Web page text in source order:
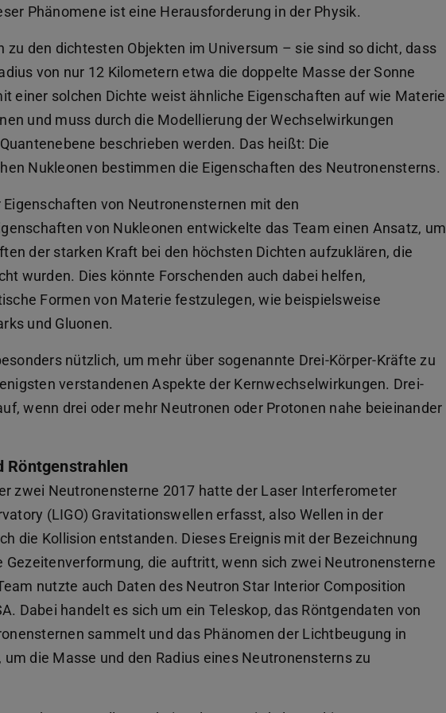
Phänomene ist eine Herausforderung in der Physik.
zu den dichtesten Objekten im Universum – sie sind so dicht, dass
von nur 12 Kilometern etwa die doppelte Masse der Sonne
einer solchen Dichte weist ähnliche Eigenschaften auf wie Materie
und muss durch die Modellierung der Wechselwirkungen
beschrieben werden. Das heißt: Die
Nukleonen bestimmen die Eigenschaften des Neutronensterns.
Eigenschaften von Neutronensternen mit den
von Nukleonen entwickelte das Team einen Ansatz, um
der starken Kraft bei den höchsten Dichten aufzuklären, die
wurden. Dies könnte Forschenden auch dabei helfen,
Formen von Materie festzulegen, wie beispielsweise
und Gluonen.
nützlich, um mehr über sogenannte Drei-Körper-Kräfte zu
verstandenen Aspekte der Kernwechselwirkungen. Drei-
wenn drei oder mehr Neutronen oder Protonen nahe beieinander
Röntgenstrahlen
zwei Neutronensterne 2017 hatte der Laser Interferometer
(LIGO) Gravitationswellen erfasst, also Wellen in der
die Kollision entstanden. Dieses Ereignis mit der Bezeichnung
Gezeitenverformung, die auftritt, wenn sich zwei Neutronensterne
nutzte auch Daten des Neutron Star Interior Composition
Dabei handelt es sich um ein Teleskop, das Röntgendaten von
sammelt und das Phänomen der Lichtbeugung in
die Masse und den Radius eines Neutronensterns zu